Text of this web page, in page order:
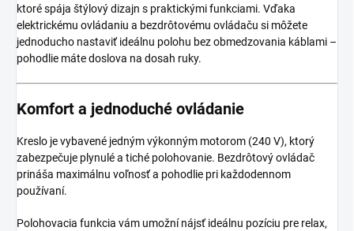
ktoré spája štýlový dizajn s praktickými funkciami. Vďaka
elektrickému ovládaniu a bezdrôtovému ovládaču si môžete
jednoducho nastaviť ideálnu polohu bez obmedzovania káblami –
pohodlie máte doslova na dosah ruky.
Komfort a jednoduché ovládanie
Kreslo je vybavené jedným výkonným motorom (240 V), ktorý
zabezpečuje plynulé a tiché polohovanie. Bezdrôtový ovládač
prináša maximálnu voľnosť a pohodlie pri každodennom
používaní.
Polohovacia funkcia vám umožní nájsť ideálnu pozíciu pre relax,